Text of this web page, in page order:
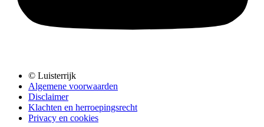
© Luisterrijk
Algemene voorwaarden
Disclaimer
Klachten en herroepingsrecht
Privacy en cookies